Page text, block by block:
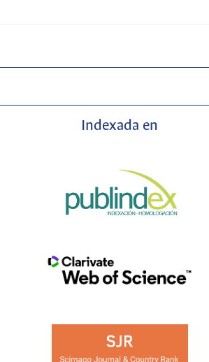
Indexada en